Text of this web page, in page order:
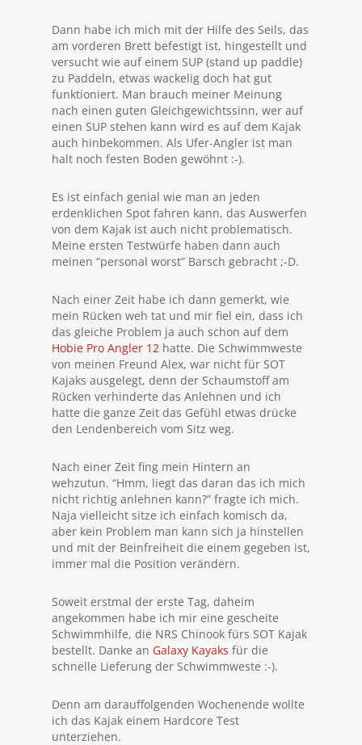
Dann habe ich mich mit der Hilfe des Seils, das
am vorderen Brett befestigt ist, hingestellt und
versucht wie auf einem SUP (stand up paddle)
zu Paddeln, etwas wackelig doch hat gut
funktioniert. Man brauch meiner Meinung
nach einen guten Gleichgewichtssinn, wer auf
einen SUP stehen kann wird es auf dem Kajak
auch hinbekommen. Als Ufer-Angler ist man
halt noch festen Boden gewöhnt :-).
Es ist einfach genial wie man an jeden
erdenklichen Spot fahren kann, das Auswerfen
von dem Kajak ist auch nicht problematisch.
Meine ersten Testwürfe haben dann auch
meinen “personal worst” Barsch gebracht ;-D.
Nach einer Zeit habe ich dann gemerkt, wie
mein Rücken weh tat und mir fiel ein, dass ich
das gleiche Problem ja auch schon auf dem
Hobie Pro Angler 12 hatte. Die Schwimmweste
von meinen Freund Alex, war nicht für SOT
Kajaks ausgelegt, denn der Schaumstoff am
Rücken verhinderte das Anlehnen und ich
hatte die ganze Zeit das Gefühl etwas drücke
den Lendenbereich vom Sitz weg.
Nach einer Zeit fing mein Hintern an
wehzutun. “Hmm, liegt das daran das ich mich
nicht richtig anlehnen kann?” fragte ich mich.
Naja vielleicht sitze ich einfach komisch da,
aber kein Problem man kann sich ja hinstellen
und mit der Beinfreiheit die einem gegeben ist,
immer mal die Position verändern.
Soweit erstmal der erste Tag, daheim
angekommen habe ich mir eine gescheite
Schwimmhilfe, die NRS Chinook fürs SOT Kajak
bestellt. Danke an Galaxy Kayaks für die
schnelle Lieferung der Schwimmweste :-).
Denn am darauffolgenden Wochenende wollte
ich das Kajak einem Hardcore Test
unterziehen.